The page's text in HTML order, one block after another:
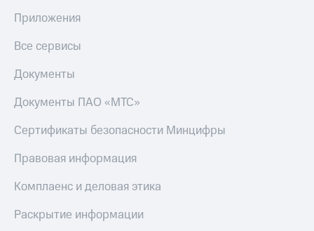
Приложения
Все сервисы
Документы
Документы ПАО «МТС»
Сертификаты безопасности Минцифры
Правовая информация
Комплаенс и деловая этика
Раскрытие информации